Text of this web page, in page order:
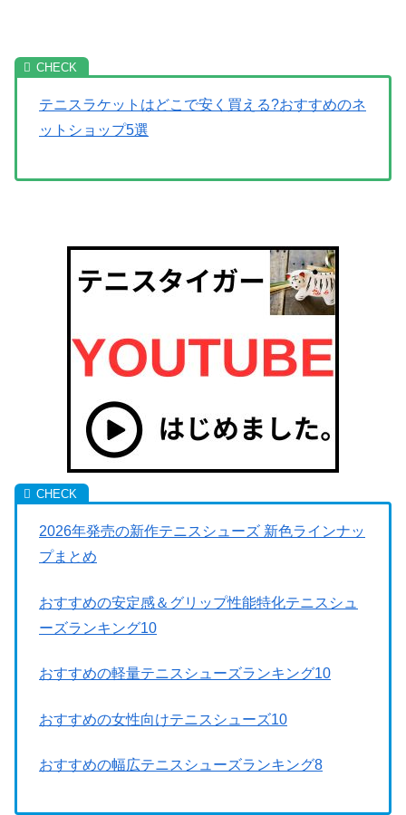
テニスラケットはどこで安く買える?おすすめのネ
ットショップ5選
2026年発売の新作テニスシューズ 新色ラインナッ
プまとめ
おすすめの安定感＆グリップ性能特化テニスシュ
ーズランキング10
おすすめの軽量テニスシューズランキング10
おすすめの女性向けテニスシューズ10
おすすめの幅広テニスシューズランキング8